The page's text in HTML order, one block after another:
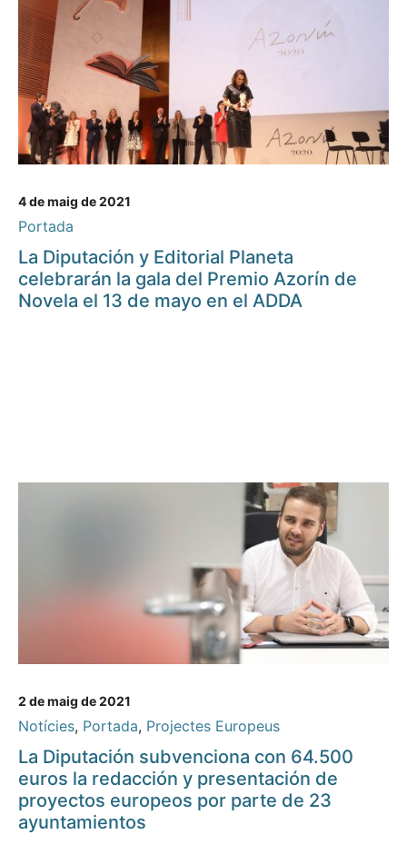
4 de maig de 2021
Portada
La Diputación y Editorial Planeta
celebrarán la gala del Premio Azorín de
Novela el 13 de mayo en el ADDA
2 de maig de 2021
Notícies, Portada, Projectes Europeus
La Diputación subvenciona con 64.500
euros la redacción y presentación de
proyectos europeos por parte de 23
ayuntamientos